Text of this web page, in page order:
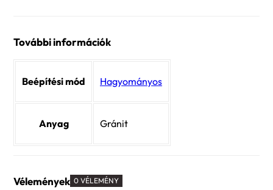
További információk
Beépítési mód Hagyományos
Anyag Gránit
Vélemények 0 VÉLEMÉNY